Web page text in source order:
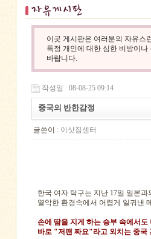
이곳 게시판은 여러분의 자유스
특정 개인에 대한 심한 비방이
바랍니다.
작성일 : 08-08-25 09:14
중국의 반한감정
글쓴이 : 이삿짐센터
한국 여자 탁구는 지난 17일 일본
열악한 환경속에서 어렵게 일궈낸
손에 땀을 지게 하는 승부 속에서
바로 "저팬 짜요"라고 외치는 중국